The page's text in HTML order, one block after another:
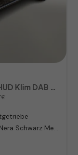
Perla Nera Schwarz Metallic / Da